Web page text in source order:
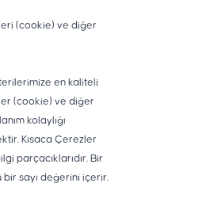
(cookie) ve diğer
en kaliteli
(cookie) ve diğer
kolaylığı
Kısaca Çerezler
parçacıklarıdır. Bir
bir sayı değerini içerir.